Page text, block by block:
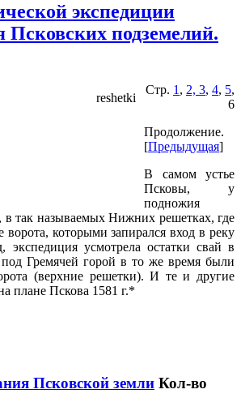
экспедиции
Псковских подземелий.
Стр. 1 , 2, 3, 4, 5,
6
Продолжение.
[Предыдущая]
В самом устье
Псковы, у
подножия
в так называемых Нижних решетках, где
которыми запирался вход в реку
экспедиция усмотрела остатки свай в
Гремячей горой в то же время были
(верхние решетки). И те и другие
плане Пскова 1581 г.*
Псковской земли Кол-во